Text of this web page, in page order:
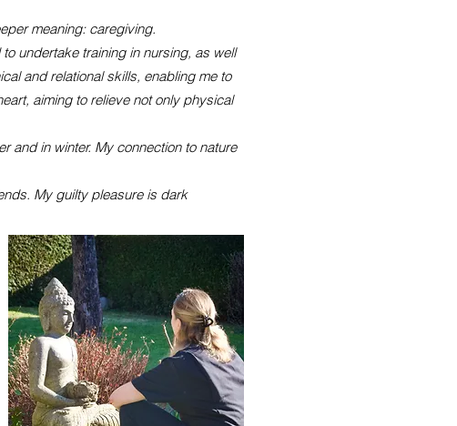
meaning: caregiving.
undertake training in nursing, as well
and relational skills, enabling me to
aiming to relieve not only physical
and in winter. My connection to nature
My guilty pleasure is dark